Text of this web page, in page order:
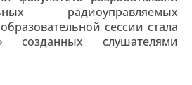
радиоуправляемых
сессии стала
созданных слушателями